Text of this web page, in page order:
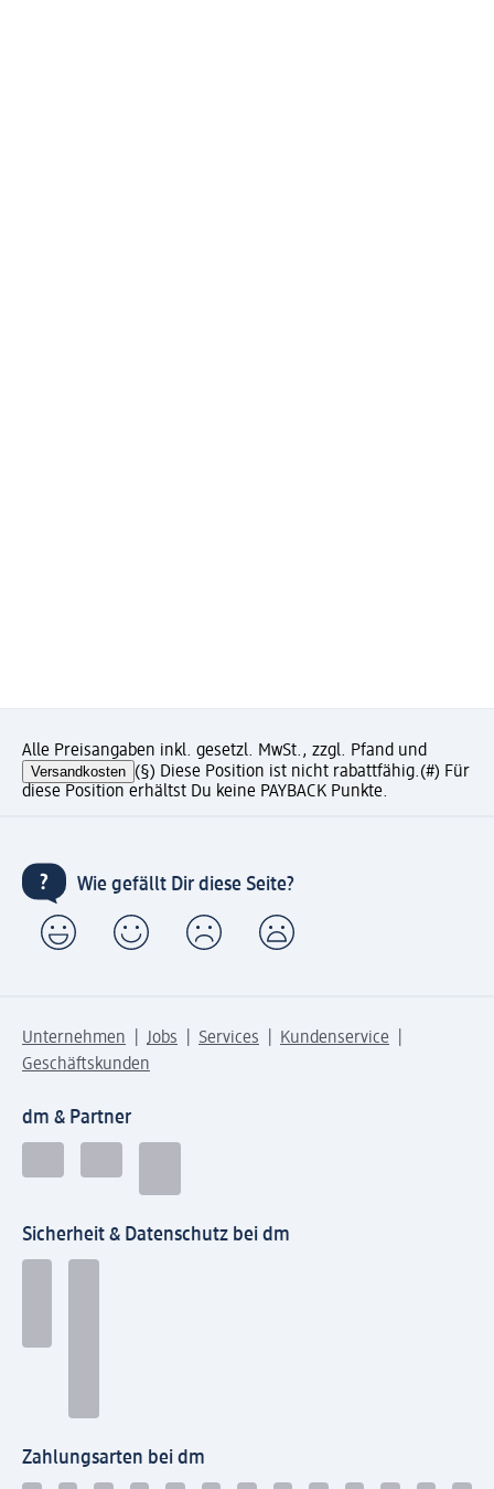
Alle Preisangaben inkl. gesetzl. MwSt., zzgl. Pfand und
Versandkosten (§) Diese Position ist nicht rabattfähig.(#) Für
diese Position erhältst Du keine PAYBACK Punkte.
Wie gefällt Dir diese Seite?
Unternehmen Jobs Services
Kundenservice
Geschäftskunden
dm & Partner
Sicherheit & Datenschutz bei dm
Zahlungsarten bei dm